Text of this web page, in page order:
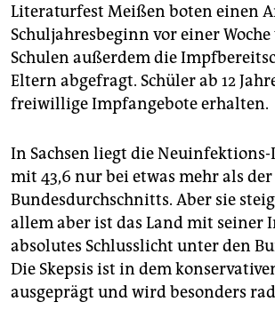
Literaturfest Meißen boten einen
Schuljahresbeginn vor einer
Schulen außerdem die
Eltern abgefragt. Schüler ab 12
freiwillige Impfangebote erhalten.
In Sachsen liegt die
mit 43,6 nur bei etwas mehr als
Bundesdurchschnitts. Aber sie
allem aber ist das Land mit seiner
absolutes Schlusslicht unter den
Die Skepsis ist in dem
ausgeprägt und wird besonders